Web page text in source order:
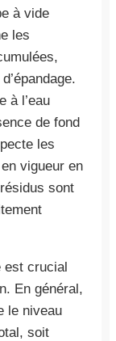
à vide
les
à l’eau
de fond
les
vigueur en
sont
est crucial
En général,
le niveau
soit